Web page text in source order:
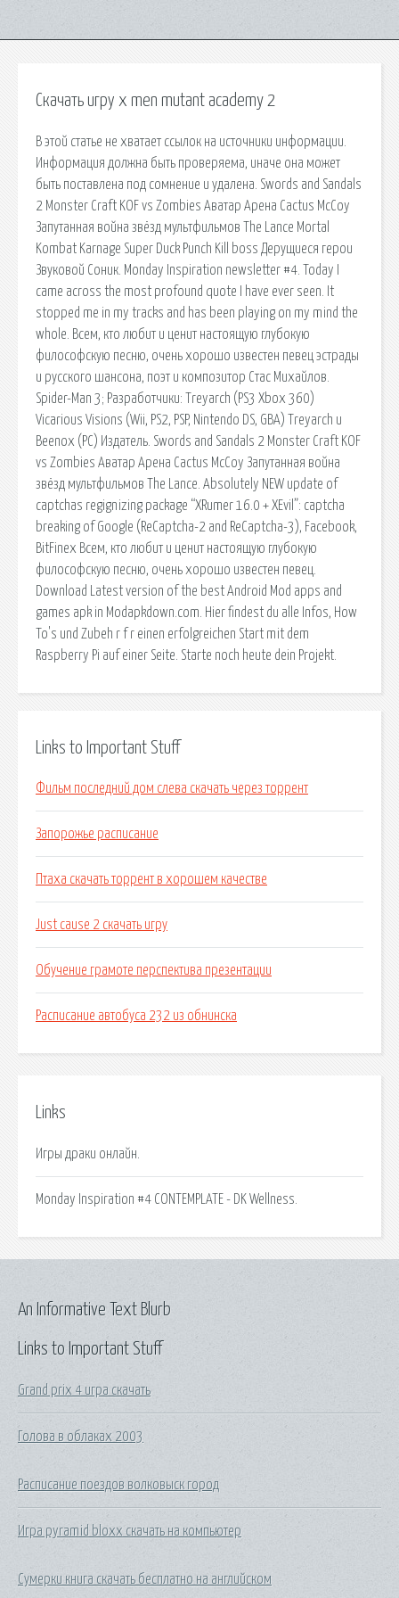
Скачать игру x men mutant academy 2
В этой статье не хватает ссылок на источники информации.
Информация должна быть проверяема, иначе она может
быть поставлена под сомнение и удалена. Swords and Sandals
2 Monster Craft KOF vs Zombies Аватар Арена Cactus McCoy
Запутанная война звёзд мультфильмов The Lance Mortal
Kombat Karnage Super Duck Punch Kill boss Дерущиеся герои
Звуковой Соник. Monday Inspiration newsletter #4. Today I
came across the most profound quote I have ever seen. It
stopped me in my tracks and has been playing on my mind the
whole. Всем, кто любит и ценит настоящую глубокую
философскую песню, очень хорошо известен певец эстрады
и русского шансона, поэт и композитор Стас Михайлов.
Spider-Man 3; Разработчики: Treyarch (PS3 Xbox 360)
Vicarious Visions (Wii, PS2, PSP, Nintendo DS, GBA) Treyarch и
Beenox (PC) Издатель. Swords and Sandals 2 Monster Craft KOF
vs Zombies Аватар Арена Cactus McCoy Запутанная война
звёзд мультфильмов The Lance. Absolutely NEW update of
captchas regignizing package “XRumer 16.0 + XEvil”: captcha
breaking of Google (ReCaptcha-2 and ReCaptcha-3), Facebook,
BitFinex Всем, кто любит и ценит настоящую глубокую
философскую песню, очень хорошо известен певец.
Download Latest version of the best Android Mod apps and
games apk in Modapkdown.com. Hier findest du alle Infos, How
To's und Zubeh r f r einen erfolgreichen Start mit dem
Raspberry Pi auf einer Seite. Starte noch heute dein Projekt.
Links to Important Stuff
Фильм последний дом слева скачать через торрент
Запорожье расписание
Птаха скачать торрент в хорошем качестве
Just cause 2 скачать игру
Обучение грамоте перспектива презентации
Расписание автобуса 232 из обнинска
Links
Игры драки онлайн.
Monday Inspiration #4 CONTEMPLATE - DK Wellness.
Links to Important Stuff
Grand prix 4 игра скачать
Голова в облаках 2003
Расписание поездов волковыск город
Игра pyramid bloxx скачать на компьютер
Сумерки книга скачать бесплатно на английском
An Informative Text Blurb